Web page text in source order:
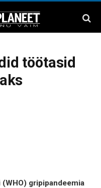
töötasid
gripipandeemia